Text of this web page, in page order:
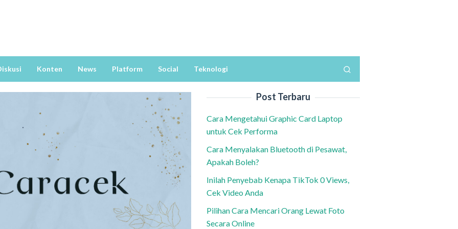
Konten News Platform Social Teknologi
Post Terbaru
Cara Mengetahui Graphic Card Laptop
untuk Cek Performa
Cara Menyalakan Bluetooth di Pesawat,
Apakah Boleh?
Inilah Penyebab Kenapa TikTok 0 Views,
Cek Video Anda
Pilihan Cara Mencari Orang Lewat Foto
Secara Online